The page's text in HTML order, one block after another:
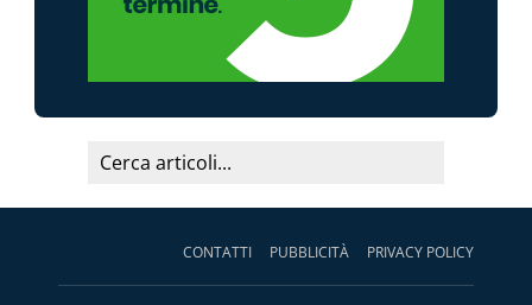
CONTATTI PUBBLICITÀ PRIVACY POLICY